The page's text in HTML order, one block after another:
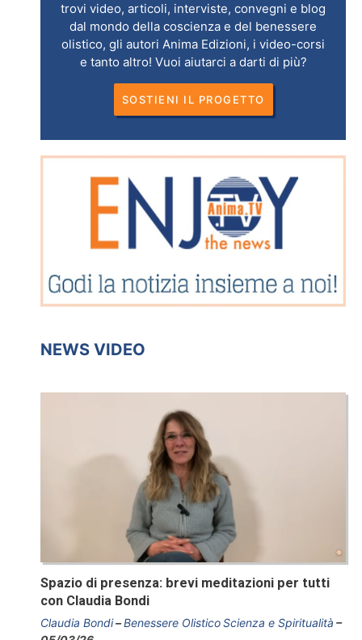
trovi video, articoli, interviste, convegni e blog
dal mondo della coscienza e del benessere
olistico, gli autori Anima Edizioni, i video-corsi
e tanto altro! Vuoi aiutarci a darti di più?
SOSTIENI IL PROGETTO
NEWS VIDEO
Spazio di presenza: brevi meditazioni per tutti
con Claudia Bondi
Claudia Bondi Benessere OlisticoScienza e Spiritualità